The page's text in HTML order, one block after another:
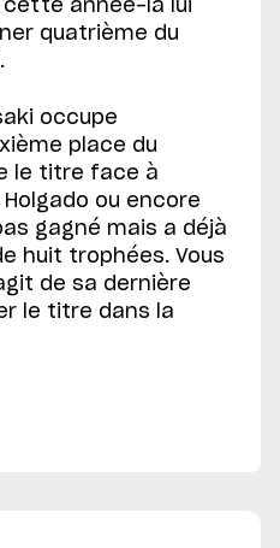
année-là lui
quatrième du
occupe
place du
le titre face à
Holgado ou encore
gagné mais a déjà
huit trophées. Vous
de sa dernière
le titre dans la